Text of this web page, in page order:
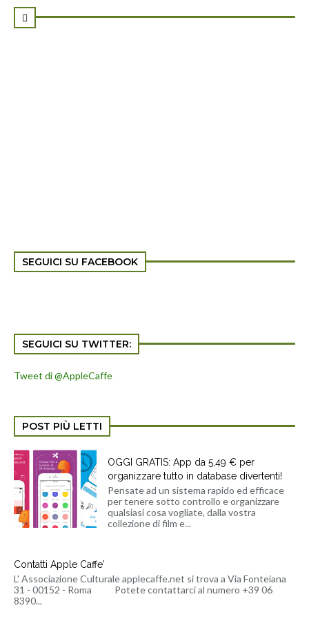

SEGUICI SU FACEBOOK
SEGUICI SU TWITTER:
Tweet di @AppleCaffe
POST PIÙ LETTI
OGGI GRATIS: App da 5,49 € per
organizzare tutto in database divertenti!
Pensate ad un sistema rapido ed efficace
per tenere sotto controllo e organizzare
qualsiasi cosa vogliate, dalla vostra
collezione di film e...
Contatti Apple Caffe'
L' Associazione Culturale applecaffe.net si trova a Via Fonteiana
31 - 00152 - Roma Potete contattarci al numero +39 06
8390...